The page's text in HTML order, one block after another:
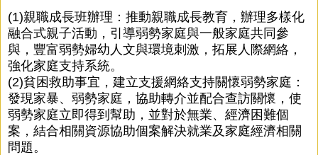
(1)親職成長班辦理：推動親職成長教育，辦理多樣化
融合式親子活動，引導弱勢家庭與一般家庭共同參
與，豐富弱勢婦幼人文與環境刺激，拓展人際網絡，
強化家庭支持系統。
(2)貧困救助事宜，建立支援網絡支持關懷弱勢家庭：
發現家暴、弱勢家庭，協助轉介並配合查訪關懷，使
弱勢家庭立即得到幫助，並對於無業、經濟困難個
案，結合相關資源協助個案解決就業及家庭經濟相關
問題。